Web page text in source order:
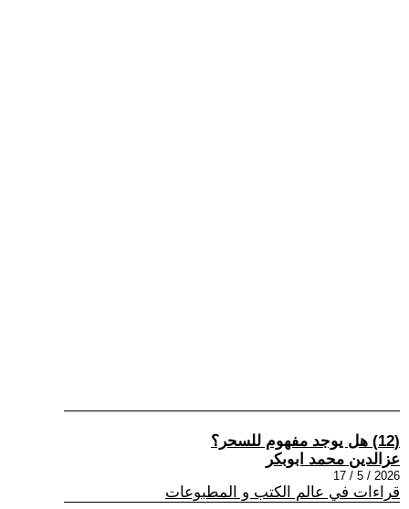
(12) هل يوجد مفهوم للسحر؟
عزالدين محمد ابوبكر
2026 / 5 / 17
قراءات في عالم الكتب و المطبوعات